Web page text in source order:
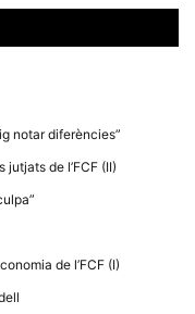
notar diferències”
jutjats de l’FCF (II)
de l’FCF (I)